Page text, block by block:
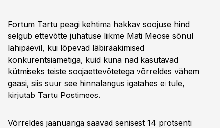
Fortum Tartu peagi kehtima hakkav soojuse hind
selgub ettevõtte juhatuse liikme Mati Meose sõnul
lähipäevil, kui lõpevad läbirääkimised
konkurentsiametiga, kuid kuna nad kasutavad
kütmiseks teiste soojaettevõtetega võrreldes vähem
gaasi, siis suur see hinnalangus igatahes ei tule,
kirjutab Tartu Postimees.
Võrreldes jaanuariga saavad senisest 14 protsenti